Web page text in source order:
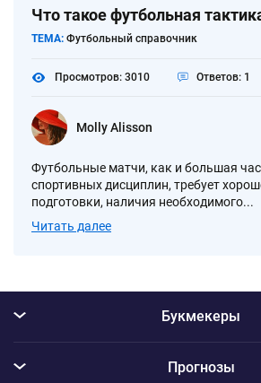
Что такое футбольная
ТЕМА: Футбольный справочник
Просмотров: 3010 Ответов: 1
Molly Alisson
Футбольные матчи, как и большая
спортивных дисциплин, требует
подготовки, наличия необходимого...
Читать далее
Букмекеры
Прогнозы